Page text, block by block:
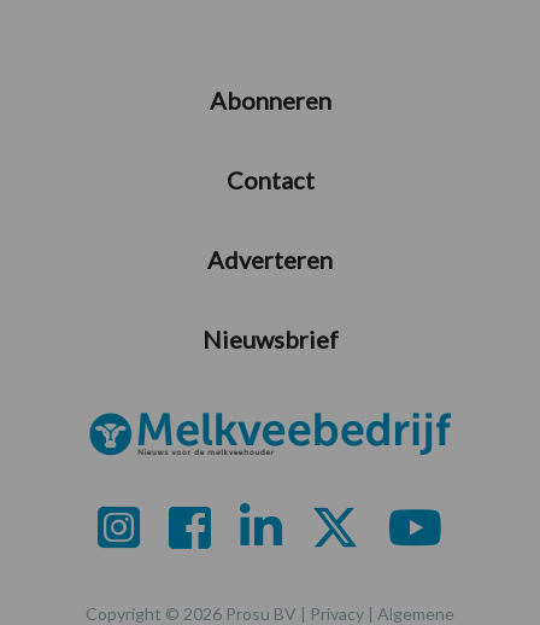
Abonneren
Contact
Adverteren
Nieuwsbrief
Copyright © 2026 Prosu BV | Privacy | Algemene